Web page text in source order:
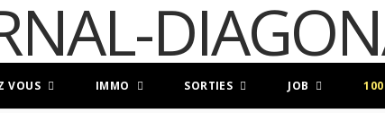
VOUS IMMO SORTIES JOB